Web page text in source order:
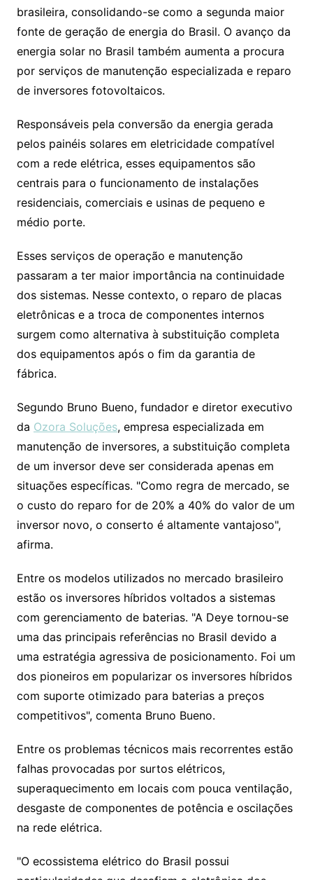
brasileira, consolidando-se como a segunda maior
fonte de geração de energia do Brasil. O avanço da
energia solar no Brasil também aumenta a procura
por serviços de manutenção especializada e reparo
de inversores fotovoltaicos.
Responsáveis pela conversão da energia gerada
pelos painéis solares em eletricidade compatível
com a rede elétrica, esses equipamentos são
centrais para o funcionamento de instalações
residenciais, comerciais e usinas de pequeno e
médio porte.
Esses serviços de operação e manutenção
passaram a ter maior importância na continuidade
dos sistemas. Nesse contexto, o reparo de placas
eletrônicas e a troca de componentes internos
surgem como alternativa à substituição completa
dos equipamentos após o fim da garantia de
fábrica.
Segundo Bruno Bueno, fundador e diretor executivo
da Ozora Soluções, empresa especializada em
manutenção de inversores, a substituição completa
de um inversor deve ser considerada apenas em
situações específicas. "Como regra de mercado, se
o custo do reparo for de 20% a 40% do valor de um
inversor novo, o conserto é altamente vantajoso",
afirma.
Entre os modelos utilizados no mercado brasileiro
estão os inversores híbridos voltados a sistemas
com gerenciamento de baterias. "A Deye tornou-se
uma das principais referências no Brasil devido a
uma estratégia agressiva de posicionamento. Foi um
dos pioneiros em popularizar os inversores híbridos
com suporte otimizado para baterias a preços
competitivos", comenta Bruno Bueno.
Entre os problemas técnicos mais recorrentes estão
falhas provocadas por surtos elétricos,
superaquecimento em locais com pouca ventilação,
desgaste de componentes de potência e oscilações
na rede elétrica.
"O ecossistema elétrico do Brasil possui